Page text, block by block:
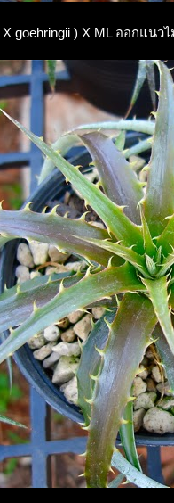
goehringii ) X ML ออกแนว